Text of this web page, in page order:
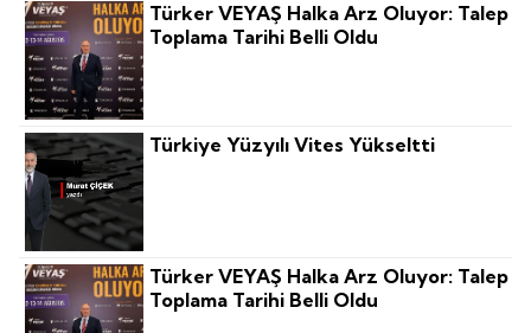
Türker VEYAŞ Halka Arz Oluyor: Talep
Toplama Tarihi Belli Oldu
Türkiye Yüzyılı Vites Yükseltti
Türker VEYAŞ Halka Arz Oluyor: Talep
Toplama Tarihi Belli Oldu